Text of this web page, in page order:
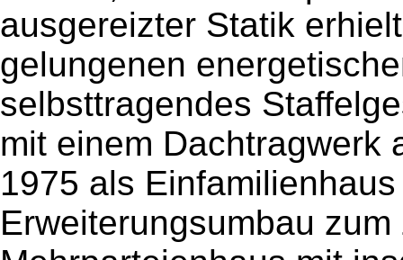
ausgereizter Statik
gelungenen
selbsttragendes
mit einem Dachtragwerk
1975 als
Erweiterungsumbau